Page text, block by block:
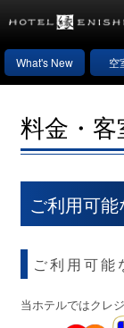
What's New 空
料金・客
ご利用可
ご利用可能
当ホテルではクレ